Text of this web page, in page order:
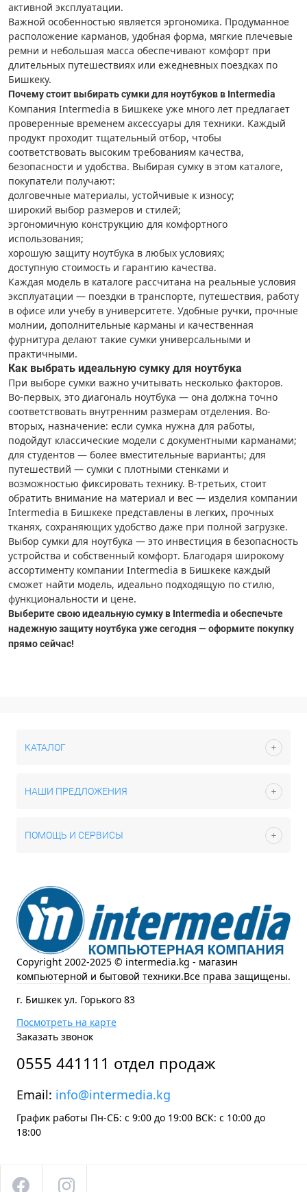
активной эксплуатации.
Важной особенностью является эргономика. Продуманное
расположение карманов, удобная форма, мягкие плечевые
ремни и небольшая масса обеспечивают комфорт при
длительных путешествиях или ежедневных поездках по
Бишкеку.
Почему стоит выбирать сумки для ноутбуков в Intermedia
Компания Intermedia в Бишкеке уже много лет предлагает
проверенные временем аксессуары для техники. Каждый
продукт проходит тщательный отбор, чтобы
соответствовать высоким требованиям качества,
безопасности и удобства. Выбирая сумку в этом каталоге,
покупатели получают:
долговечные материалы, устойчивые к износу;
широкий выбор размеров и стилей;
эргономичную конструкцию для комфортного
использования;
хорошую защиту ноутбука в любых условиях;
доступную стоимость и гарантию качества.
Каждая модель в каталоге рассчитана на реальные условия
эксплуатации — поездки в транспорте, путешествия, работу
в офисе или учебу в университете. Удобные ручки, прочные
молнии, дополнительные карманы и качественная
фурнитура делают такие сумки универсальными и
практичными.
Как выбрать идеальную сумку для ноутбука
При выборе сумки важно учитывать несколько факторов.
Во-первых, это диагональ ноутбука — она должна точно
соответствовать внутренним размерам отделения. Во-
вторых, назначение: если сумка нужна для работы,
подойдут классические модели с документными карманами;
для студентов — более вместительные варианты; для
путешествий — сумки с плотными стенками и
возможностью фиксировать технику. В-третьих, стоит
обратить внимание на материал и вес — изделия компании
Intermedia в Бишкеке представлены в легких, прочных
тканях, сохраняющих удобство даже при полной загрузке.
Выбор сумки для ноутбука — это инвестиция в безопасность
устройства и собственный комфорт. Благодаря широкому
ассортименту компании Intermedia в Бишкеке каждый
сможет найти модель, идеально подходящую по стилю,
функциональности и цене.
Выберите свою идеальную сумку в Intermedia и обеспечьте
надежную защиту ноутбука уже сегодня — оформите покупку
прямо сейчас!
КАТАЛОГ
НАШИ ПРЕДЛОЖЕНИЯ
ПОМОЩЬ И СЕРВИСЫ
Copyright 2002-2025 © intermedia.kg - магазин
компьютерной и бытовой техники.Все права защищены.
г. Бишкек ул. Горького 83
Посмотреть на карте
Заказать звонок
0555 441111 отдел продаж
Email: info@intermedia.kg
График работы Пн-СБ: с 9:00 до 19:00 ВСК: с 10:00 до
18:00